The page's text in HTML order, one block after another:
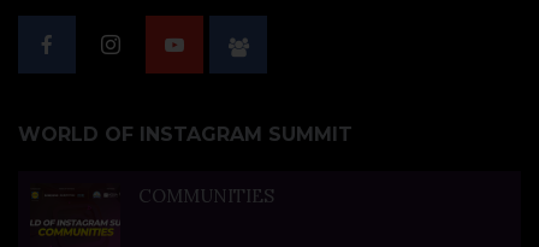
WORLD OF INSTAGRAM SUMMIT
COMMUNITIES